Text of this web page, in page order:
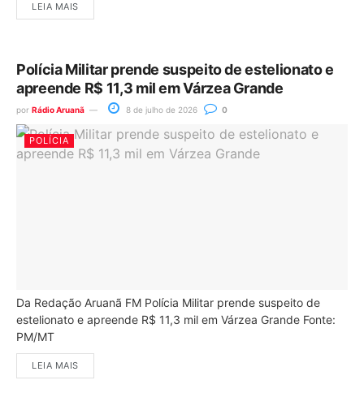
LEIA MAIS
Polícia Militar prende suspeito de estelionato e
apreende R$ 11,3 mil em Várzea Grande
por Rádio Aruanã 8 de julho de 2026 0
POLÍCIA
Da Redação Aruanã FM Polícia Militar prende suspeito de
estelionato e apreende R$ 11,3 mil em Várzea Grande Fonte:
PM/MT
LEIA MAIS